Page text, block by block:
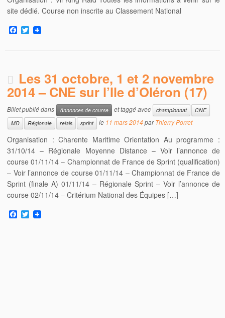
site dédié. Course non inscrite au Classement National
F
a
k
T
w
r
Les 31 octobre, 1 et 2 novembre
2014 – CNE sur l’Ile d’Oléron (17)
Billet publié dans Annonces de course et taggé avec championnat
CNE
MD
Régionale relais sprint le 11 mars 2014parThierry Porret
Organisation : Charente Maritime Orientation Au programme :
31/10/14 – Régionale Moyenne Distance – Voir l’annonce de
course 01/11/14 – Championnat de France de Sprint (qualification)
– Voir l’annonce de course 01/11/14 – Championnat de France de
Sprint (finale A) 01/11/14 – Régionale Sprint – Voir l’annonce de
course 02/11/14 – Critérium National des Équipes […]
F
a
T
w